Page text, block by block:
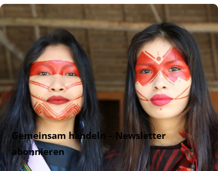
Gemeinsam handeln – Newsletter
abonnieren